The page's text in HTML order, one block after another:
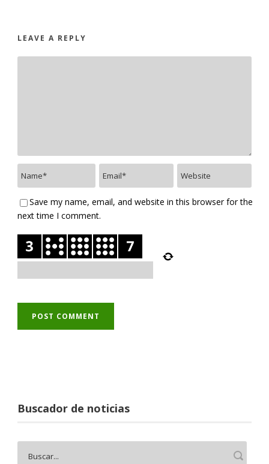
LEAVE A REPLY
Save my name, email, and website in this browser for the
next time I comment.
Buscador de noticias